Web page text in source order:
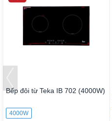
Bếp đôi từ Teka IB 702 (4000W)
4000W